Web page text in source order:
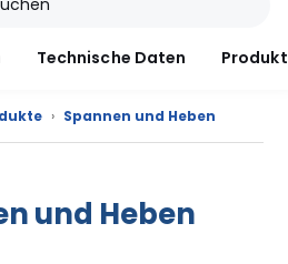
Technische Daten
› Spannen und Heben
und Heben